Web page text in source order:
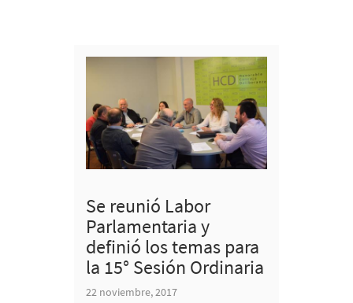
Se reunió Labor
Parlamentaria y
definió los temas para
la 15° Sesión Ordinaria
22 noviembre, 2017